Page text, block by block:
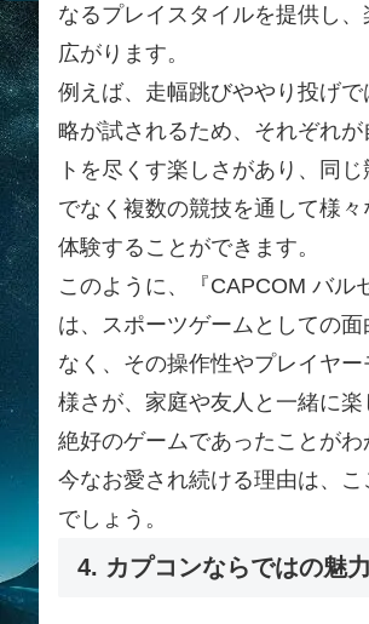
なるプレイスタイルを提供し
広がります。
例えば、走幅跳びややり投げ
略が試されるため、それぞれが
トを尽くす楽しさがあり、同じ
でなく複数の競技を通して様々
体験することができます。
このように、『CAPCOM バル
は、スポーツゲームとしての
なく、その操作性やプレイヤー
様さが、家庭や友人と一緒に
絶好のゲームであったことがわ
今なお愛され続ける理由は、
でしょう。
4. カプコンならではの魅力